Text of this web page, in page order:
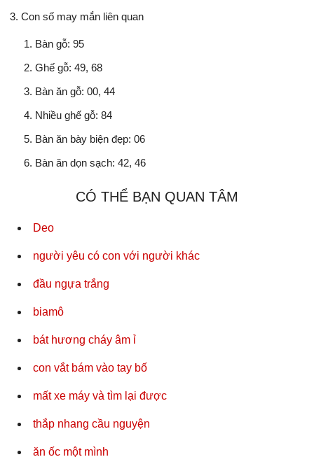
Con số may mắn liên quan
Bàn gỗ: 95
Ghế gỗ: 49, 68
Bàn ăn gỗ: 00, 44
Nhiều ghế gỗ: 84
Bàn ăn bày biện đẹp: 06
Bàn ăn dọn sạch: 42, 46
CÓ THỂ BẠN QUAN TÂM
Deo
người yêu có con với người khác
đầu ngựa trắng
biamô
bát hương cháy âm ỉ
con vắt bám vào tay bố
mất xe máy và tìm lại được
thắp nhang cầu nguyện
ăn ốc một mình